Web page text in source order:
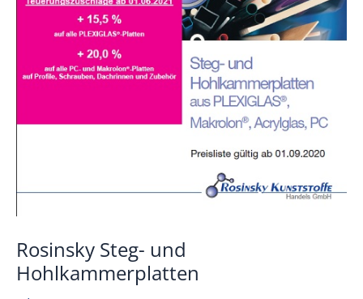
Rosinsky Steg- und
Hohlkammerplatten